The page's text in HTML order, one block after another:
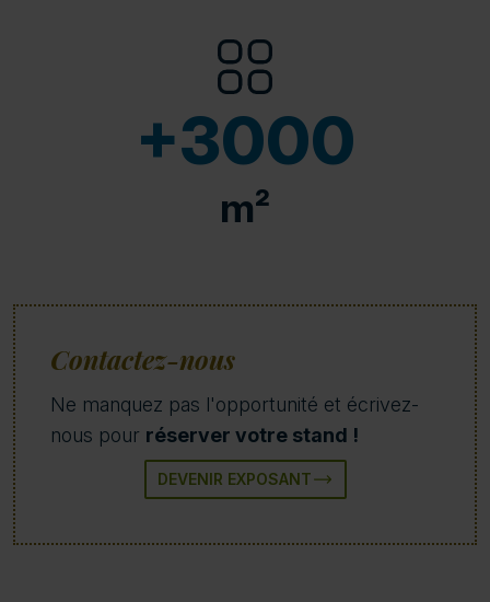
+3000
m²
Contactez-nous
Ne manquez pas l'opportunité et écrivez-
nous pour réserver votre stand !
DEVENIR EXPOSANT